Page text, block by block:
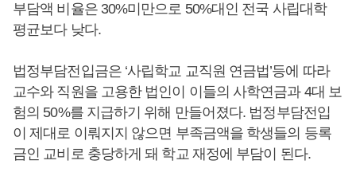
부담액 비율은 30%미만으로 50%대인 전국 사립대학
평균보다 낮다.
법정부담전입금은 ‘사립학교 교직원 연금법’등에 따라
교수와 직원을 고용한 법인이 이들의 사학연금과 4대 보
험의 50%를 지급하기 위해 만들어졌다. 법정부담전입
이 제대로 이뤄지지 않으면 부족금액을 학생들의 등록
금인 교비로 충당하게 돼 학교 재정에 부담이 된다.